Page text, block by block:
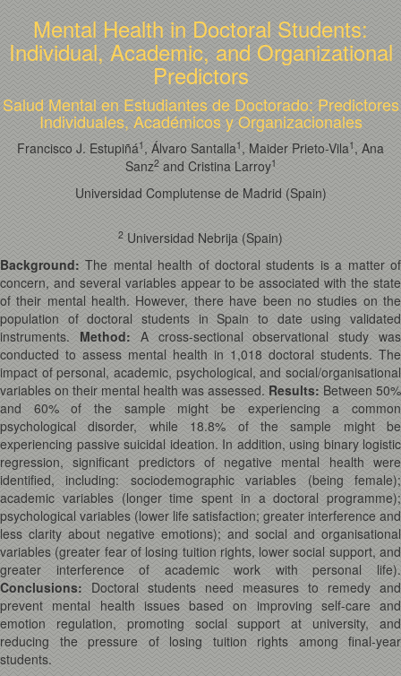
Mental Health in Doctoral Students:
Individual, Academic, and Organizational
Predictors
Salud Mental en Estudiantes de Doctorado: Predictores
Individuales, Académicos y Organizacionales
Francisco J. Estupiñá1 , Álvaro Santalla1 , Maider Prieto-Vila1 , Ana
Sanz2and Cristina Larroy1
Universidad Complutense de Madrid (Spain)
2 Universidad Nebrija (Spain)
Background:The mental health of doctoral students is a matter of
concern, and several variables appear to be associated with the state
of their mental health. However, there have been no studies on the
population of doctoral students in Spain to date using validated
instruments. Method: A cross-sectional observational study was
conducted to assess mental health in 1,018 doctoral students. The
impact of personal, academic, psychological, and social/organisational
variables on their mental health was assessed. Results: Between 50%
and 60% of the sample might be experiencing a common
psychological disorder, while 18.8% of the sample might be
experiencing passive suicidal ideation. In addition, using binary logistic
regression, significant predictors of negative mental health were
identified, including: sociodemographic variables (being female);
academic variables (longer time spent in a doctoral programme);
psychological variables (lower life satisfaction; greater interference and
less clarity about negative emotions); and social and organisational
variables (greater fear of losing tuition rights, lower social support, and
greater interference of academic work with personal life).
Conclusions: Doctoral students need measures to remedy and
prevent mental health issues based on improving self-care and
emotion regulation, promoting social support at university, and
reducing the pressure of losing tuition rights among final-year
students.